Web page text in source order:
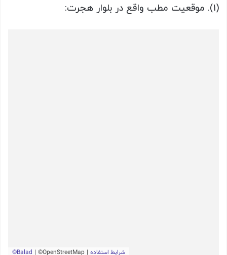
(1). موقعیت مطب واقع در بلوار هجرت: